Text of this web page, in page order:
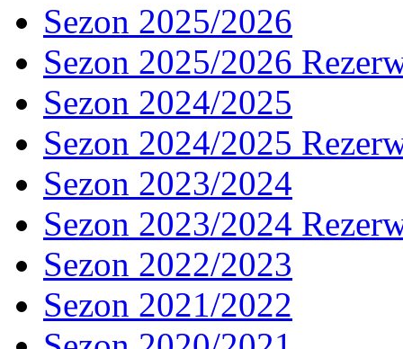
Sezon 2025/2026
Sezon 2025/2026
Sezon 2024/2025
Sezon 2024/2025
Sezon 2023/2024
Sezon 2023/2024
Sezon 2022/2023
Sezon 2021/2022